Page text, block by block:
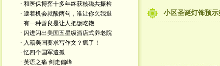
· 和医保博弈十多年终获核磁共振检
· 逮着机会就酸两句，谁让你欠我退
· 有一种善良是让人把饭吃饱
· 闪进闪出美国五星级酒店式养老院
· 入籍美国要求写作文？疯了！
· 忆四个国军遣孤
· 英语之痛 剑走偏峰
小区圣诞灯饰预